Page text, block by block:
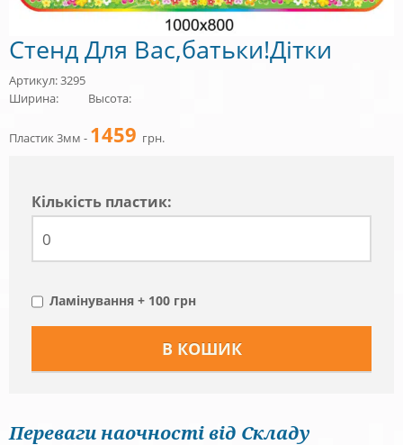
Стенд Для Вас,батьки!Дітки
Артикул: 3295
Ширина:
Высота:
Пластик 3мм - 1459 грн.
Кiлькiсть пластик:
Ламінування + 100 грн
Переваги наочності від Складу